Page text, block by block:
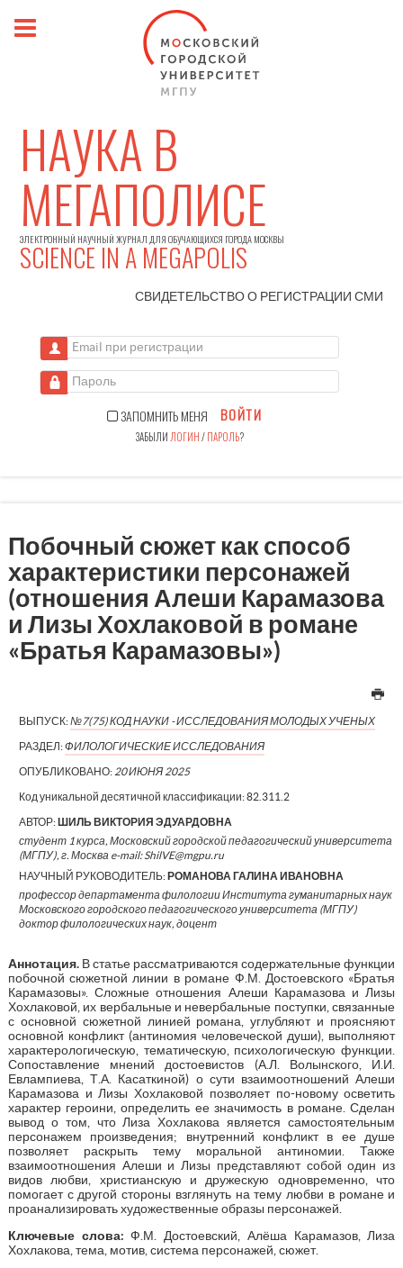
НАУКА В
МЕГАПОЛИСЕ
ЭЛЕКТРОННЫЙ НАУЧНЫЙ ЖУРНАЛ ДЛЯ ОБУЧАЮЩИХСЯ ГОРОДА МОСКВЫ
SCIENCE IN A MEGAPOLIS
СВИДЕТЕЛЬСТВО О РЕГИСТРАЦИИСМИ
Email при регистрации
Пароль
ЗАПОМНИТЬ МЕНЯ ВОЙТИ
ЗАБЫЛИ ЛОГИН/ПАРОЛЬ?
Побочный сюжет как способ
характеристики персонажей
(отношения Алеши Карамазова
и Лизы Хохлаковой в романе
«Братья Карамазовы»)
ВЫПУСК:№7(75) КОД НАУКИ - ИССЛЕДОВАНИЯ МОЛОДЫХ УЧЕНЫХ
РАЗДЕЛ:ФИЛОЛОГИЧЕСКИЕ ИССЛЕДОВАНИЯ
ОПУБЛИКОВАНО: 20 ИЮНЯ 2025
Код уникальной десятичной классификации:82.311.2
АВТОР:ШИЛЬ ВИКТОРИЯ ЭДУАРДОВНА
студент 1 курса, Московский городской педагогический университета
(МГПУ), г. Москва e-mail: ShilVE@mgpu.ru
НАУЧНЫЙ РУКОВОДИТЕЛЬ:РОМАНОВА ГАЛИНА ИВАНОВНА
профессор департамента филологии Института гуманитарных наук
Московского городского педагогического университета (МГПУ)
доктор филологических наук, доцент
Аннотация. В статье рассматриваются содержательные функции
побочной сюжетной линии в романе Ф.М. Достоевского «Братья
Карамазовы». Сложные отношения Алеши Карамазова и Лизы
Хохлаковой, их вербальные и невербальные поступки, связанные
с основной сюжетной линией романа, углубляют и проясняют
основной конфликт (антиномия человеческой души), выполняют
характерологическую, тематическую, психологическую функции.
Сопоставление мнений достоевистов (А.Л. Волынского, И.И.
Евлампиева, Т.А. Касаткиной) о сути взаимоотношений Алеши
Карамазова и Лизы Хохлаковой позволяет по-новому осветить
характер героини, определить ее значимость в романе. Сделан
вывод о том, что Лиза Хохлакова является самостоятельным
персонажем произведения; внутренний конфликт в ее душе
позволяет раскрыть тему моральной антиномии. Также
взаимоотношения Алеши и Лизы представляют собой один из
видов любви, христианскую и дружескую одновременно, что
помогает с другой стороны взглянуть на тему любви в романе и
проанализировать художественные образы персонажей.
Ключевые слова:Ф.М. Достоевский, Алёша Карамазов, Лиза
Хохлакова, тема, мотив, система персонажей, сюжет.